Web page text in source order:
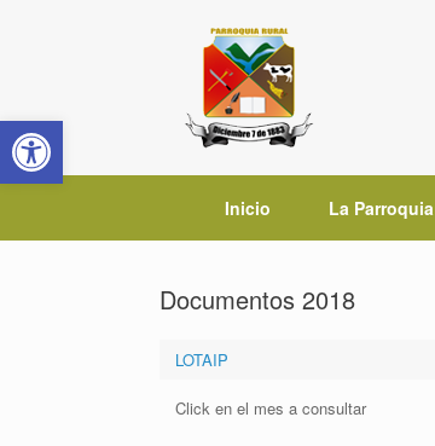
Abrir barra de herramientas
Inicio La Parroquia
Documentos 2018
LOTAIP
Click en el mes a consultar